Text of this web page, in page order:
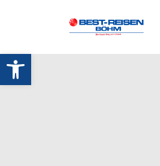
Werkzeugleiste öffnen